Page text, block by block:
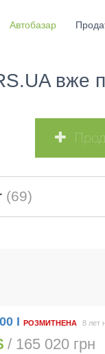
Автобазар
вже
(69)
I РОЗМИТНЕНА 8 лет
/ 165 020 грн